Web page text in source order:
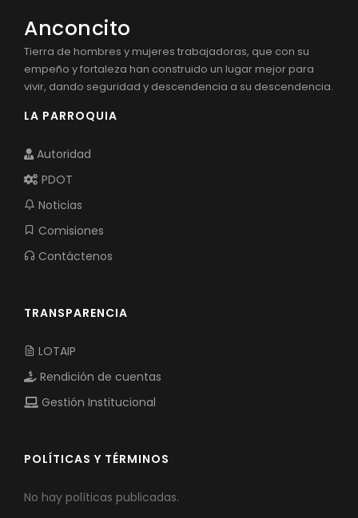
Anconcito
Tierra de hombres y mujeres trabajadoras, que con su
empeño y fortaleza han construido un lugar mejor para
vivir, dando seguridad y descendencia a su descendencia.
LA PARROQUIA
Autoridad
PDOT
Noticias
Comisiones
Contáctenos
TRANSPARENCIA
LOTAIP
Rendición de cuentas
Gestión Institucional
POLÍTICAS Y TÉRMINOS
No hay políticas publicadas.